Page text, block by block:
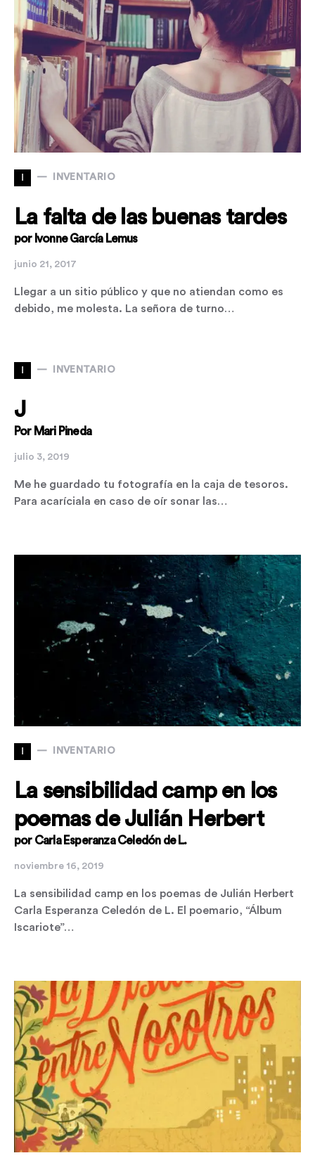
I INVENTARIO
La falta de las buenas tardes
por Ivonne García Lemus
junio 21, 2017
Llegar a un sitio público y que no atiendan como es
debido, me molesta. La señora de turno…
I INVENTARIO
J
Por Mari Pineda
julio 3, 2019
Me he guardado tu fotografía en la caja de tesoros.
Para acaríciala en caso de oír sonar las…
I INVENTARIO
La sensibilidad camp en los
poemas de Julián Herbert
por Carla Esperanza Celedón de L.
noviembre 16, 2019
La sensibilidad camp en los poemas de Julián Herbert
Carla Esperanza Celedón de L. El poemario, “Álbum
Iscariote”…